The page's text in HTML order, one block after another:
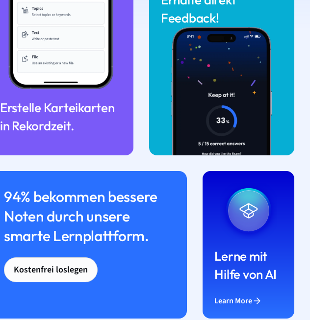
Erstelle Karteikarten
in Rekordzeit.
Feedback!
94% bekommen bessere
Noten durch unsere
smarte Lernplattform.
Kostenfrei loslegen
Lerne mit
Hilfe von AI
Learn More